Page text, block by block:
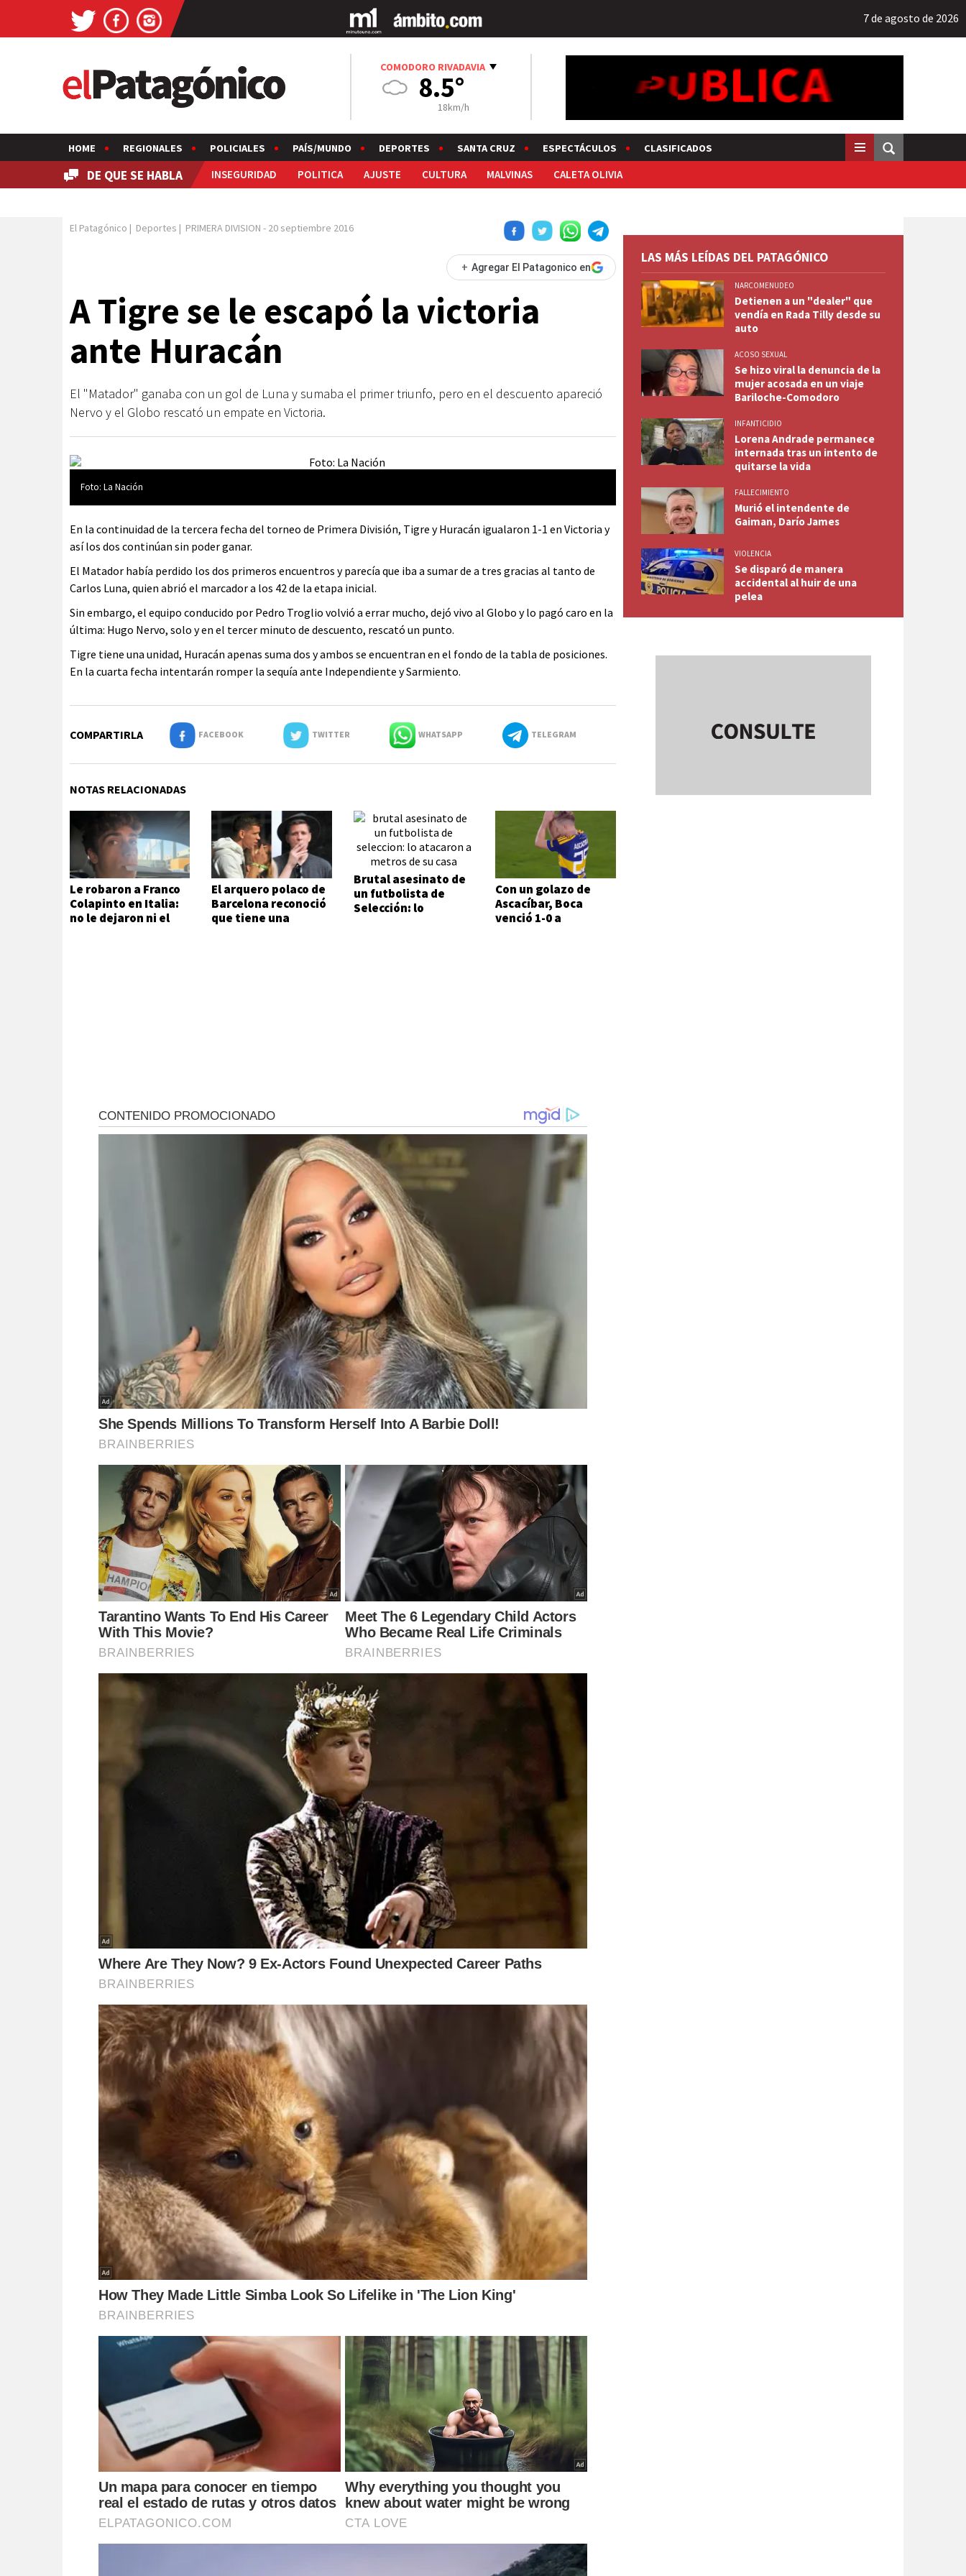
7 de agosto de 2026
COMODORO RIVADAVIA
8.5°
18km/h
HOME REGIONALES POLICIALES PAÍS/MUNDO DEPORTES SANTA CRUZ ESPECTÁCULOS CLASIFICADOS
DE QUE SE HABLA INSEGURIDAD POLITICA AJUSTE CULTURA MALVINAS CALETA OLIVIA
El Patagónico | Deportes | PRIMERA DIVISION - 20 septiembre 2016
+ Agregar El Patagonico en
A Tigre se le escapó la victoria
ante Huracán
El "Matador" ganaba con un gol de Luna y sumaba el primer triunfo, pero en el descuento apareció
Nervo y el Globo rescató un empate en Victoria.
Foto: La Nación
En la continuidad de la tercera fecha del torneo de Primera División, Tigre y Huracán igualaron 1-1 en Victoria y
así los dos continúan sin poder ganar.
El Matador había perdido los dos primeros encuentros y parecía que iba a sumar de a tres gracias al tanto de
Carlos Luna, quien abrió el marcador a los 42 de la etapa inicial.
Sin embargo, el equipo conducido por Pedro Troglio volvió a errar mucho, dejó vivo al Globo y lo pagó caro en la
última: Hugo Nervo, solo y en el tercer minuto de descuento, rescató un punto.
Tigre tiene una unidad, Huracán apenas suma dos y ambos se encuentran en el fondo de la tabla de posiciones.
En la cuarta fecha intentarán romper la sequía ante Independiente y Sarmiento.
COMPARTIRLA FACEBOOK TWITTER WHATSAPP TELEGRAM
NOTAS RELACIONADAS
Le robaron a Franco
Colapinto en Italia:
no le dejaron ni el
El arquero polaco de
Barcelona reconoció
que tiene una
Brutal asesinato de
un futbolista de
Selección: lo
Con un golazo de
Ascacíbar, Boca
venció 1-0 a
LAS MÁS LEÍDAS DEL PATAGÓNICO
NARCOMENUDEO
Detienen a un "dealer" que
vendía en Rada Tilly desde su
auto
ACOSO SEXUAL
Se hizo viral la denuncia de la
mujer acosada en un viaje
Bariloche-Comodoro
INFANTICIDIO
Lorena Andrade permanece
internada tras un intento de
quitarse la vida
FALLECIMIENTO
Murió el intendente de
Gaiman, Darío James
VIOLENCIA
Se disparó de manera
accidental al huir de una
pelea